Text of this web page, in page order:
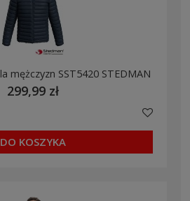
mężczyzn SST5420 STEDMAN
299,99 zł
DO KOSZYKA